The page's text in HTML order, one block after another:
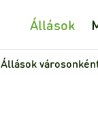
Állások
Állások